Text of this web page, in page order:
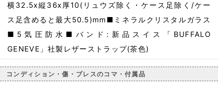
横32.5x縦36x厚10(リュウズ除く・ケース足除く/ケー
ス足含めると最大50.5)mm■ミネラルクリスタルガラス
■5気圧防水■バンド:新品スイス「BUFFALO
GENEVE」社製レザーストラップ(茶色)
コンディション・傷・ブレスのコマ・付属品